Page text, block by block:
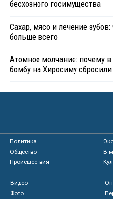
бесхозного госимущества
Сахар, мясо и лечение
больше всего
Атомное молчание: почему
бомбу на Хиросиму
Политика
Общество
В
Происшествия
Видео
Фото